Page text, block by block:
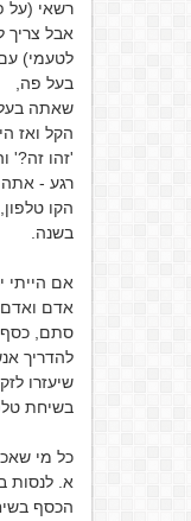
רשאי (על
אבל צריך
בעל פה,
שאתה בעל
הקל ואז
'זהו זה?'
רגע -
בשנה.
אם הייתי
אדם
סתם, כסף
להדריך
בשיחת
כל מי
א. לנסות
הכסף